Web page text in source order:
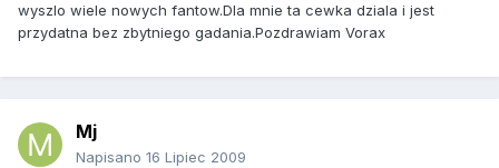
wyszlo wiele nowych fantow.Dla mnie ta cewka dziala i jest
przydatna bez zbytniego gadania.Pozdrawiam Vorax
Mj
Napisano 16 Lipiec 2009